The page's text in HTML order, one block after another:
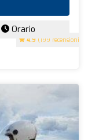
4.9 (199 recensioni)
Orario